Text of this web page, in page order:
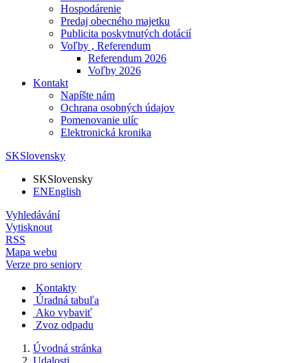
Hospodárenie
Predaj obecného majetku
Publicita poskytnutých dotácií
Voľby , Referendum
Referendum 2026
Voľby 2026
Kontakt
Napíšte nám
Ochrana osobných údajov
Pomenovanie ulíc
Elektronická kronika
SKSlovensky
SKSlovensky
ENEnglish
Vyhledávání
Vytisknout
RSS
Mapa webu
Verze pro seniory
Kontakty
Úradná tabuľa
Ako vybaviť
Zvoz odpadu
Úvodná stránka
Udalosti